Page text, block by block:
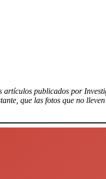
publicados por
que las fotos que no